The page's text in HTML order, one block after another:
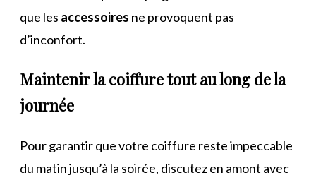
que les accessoires ne provoquent pas
d’inconfort.
Maintenir la coiffure tout au long de la
journée
Pour garantir que votre coiffure reste impeccable
du matin jusqu’à la soirée, discutez en amont avec